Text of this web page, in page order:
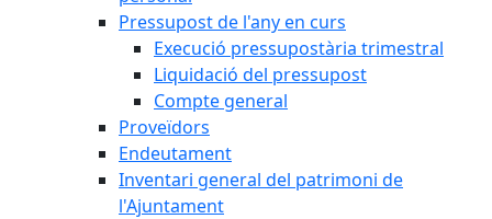
Pressupost de l'any en curs
Execució pressupostària trimestral
Liquidació del pressupost
Compte general
Proveïdors
Endeutament
Inventari general del patrimoni de
l'Ajuntament